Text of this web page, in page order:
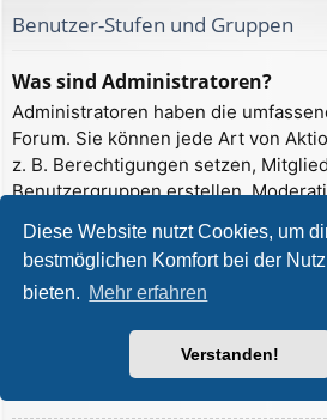
Diese Website nutzt Cookies, um
bestmöglichen Komfort bei der
bieten. Mehr erfahren
Verstanden!
Benutzer-Stufen und Gruppen
Was sind Administratoren?
Administratoren haben die
Forum. Sie können jede Art von
z. B. Berechtigungen setzen,
Benutzergruppen erstellen,
usw. Die Rechte, die ein
davon abhängig, welche Rechte
Forums oder ein anderer
Administratoren können auch volle
entsprechende Recht erteilt wurde.